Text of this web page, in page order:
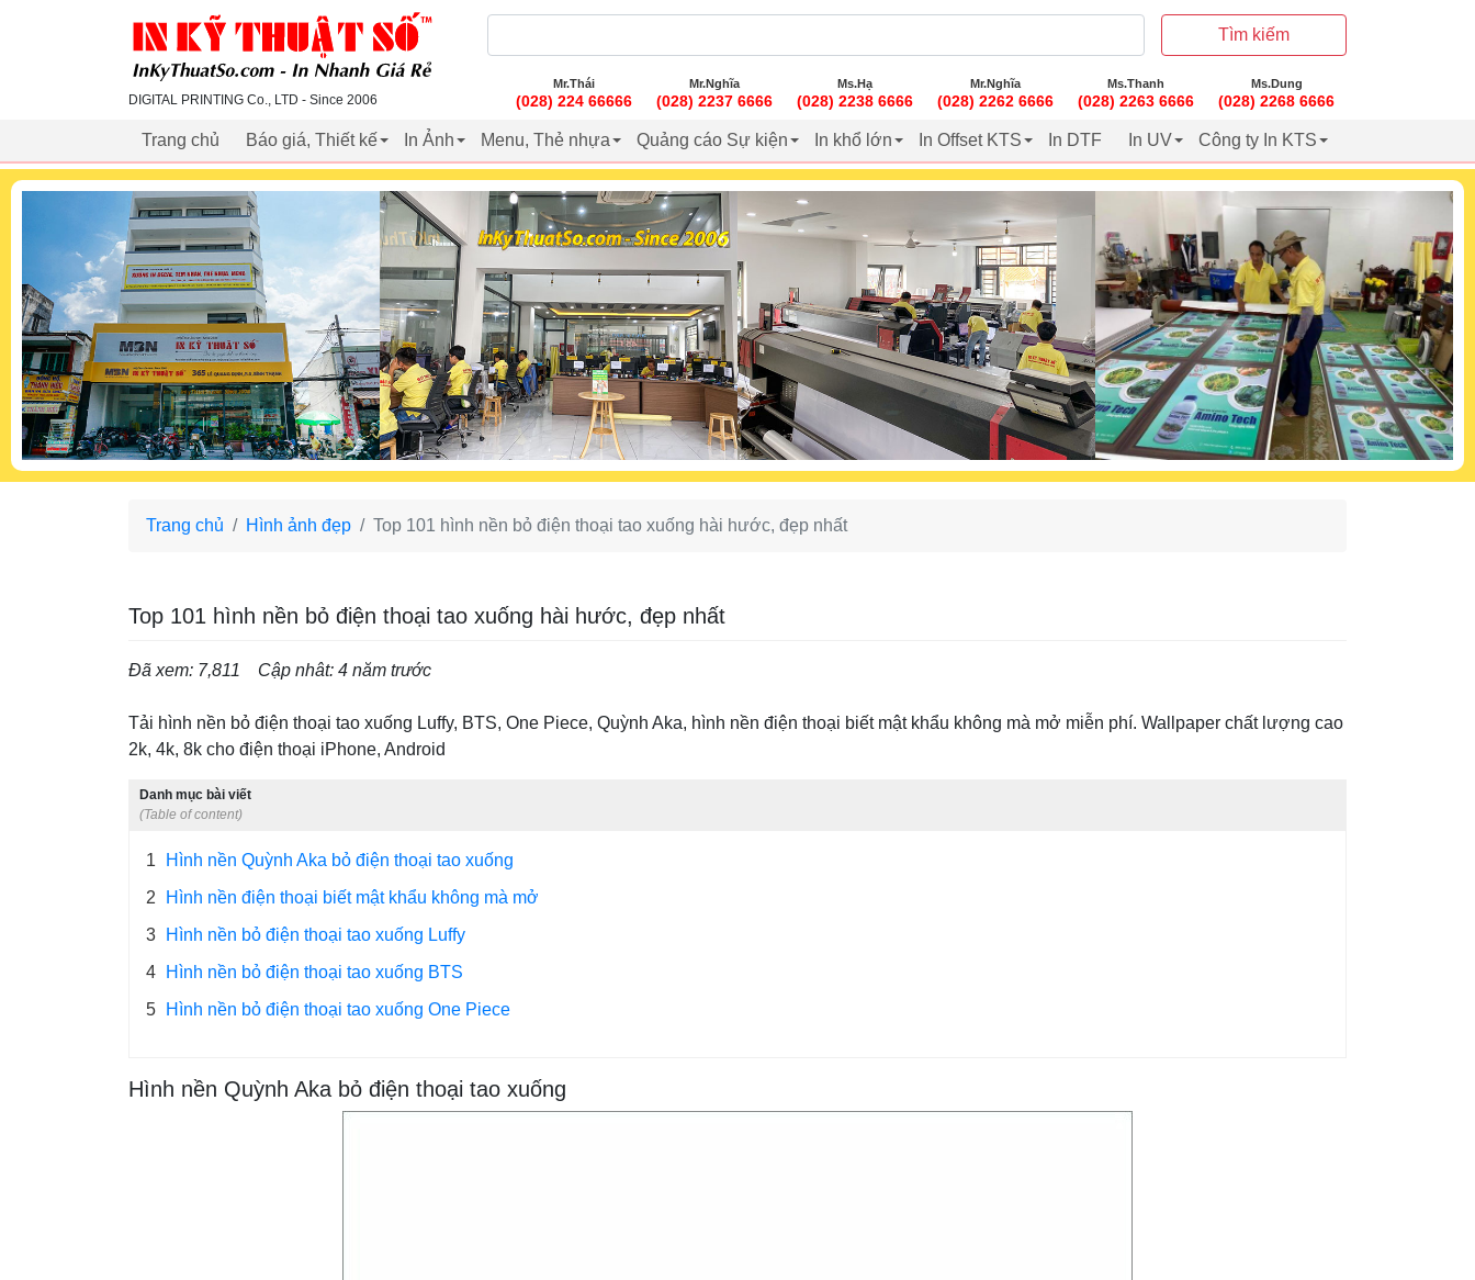
inkythuatso.com
DIGITAL PRINTING Co., LTD - Since 2006
Tìm kiếm
Mr.Thái
(028) 224 66666
Mr.Nghĩa
(028) 2237 6666
Ms.Hạ
(028) 2238 6666
Mr.Nghĩa
(028) 2262 6666
Ms.Thanh
(028) 2263 6666
Ms.Dung
(028) 2268 6666
Trang chủ Báo giá, Thiết kế In Ảnh Menu, Thẻ nhựa Quảng cáo Sự kiện In khổ lớn In Offset KTS In DTF In UV Công ty In KTS
Trang chủ Hình ảnh đẹp Top 101 hình nền bỏ điện thoại tao xuống hài hước, đẹp nhất
Top 101 hình nền bỏ điện thoại tao xuống hài hước, đẹp nhất
Đã xem: 7,811 Cập nhât: 4 năm trước
Tải hình nền bỏ điện thoại tao xuống Luffy, BTS, One Piece, Quỳnh Aka, hình nền điện thoại biết mật khẩu không mà mở miễn phí. Wallpaper chất lượng cao
2k, 4k, 8k cho điện thoại iPhone, Android
Danh mục bài viết
(Table of content)
1
Hình nền Quỳnh Aka bỏ điện thoại tao xuống
2
Hình nền điện thoại biết mật khẩu không mà mở
3
Hình nền bỏ điện thoại tao xuống Luffy
4
Hình nền bỏ điện thoại tao xuống BTS
5
Hình nền bỏ điện thoại tao xuống One Piece
Hình nền Quỳnh Aka bỏ điện thoại tao xuống